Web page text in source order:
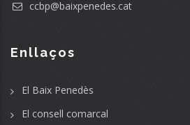
ccbp@baixpenedes.cat
Enllaços
El Baix Penedès
El consell comarcal